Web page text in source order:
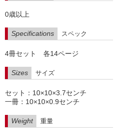
0歳以上
Specifications スペック
4冊セット 各14ページ
Sizes サイズ
セット：10×10×3.7センチ
一冊：10×10×0.9センチ
Weight 重量